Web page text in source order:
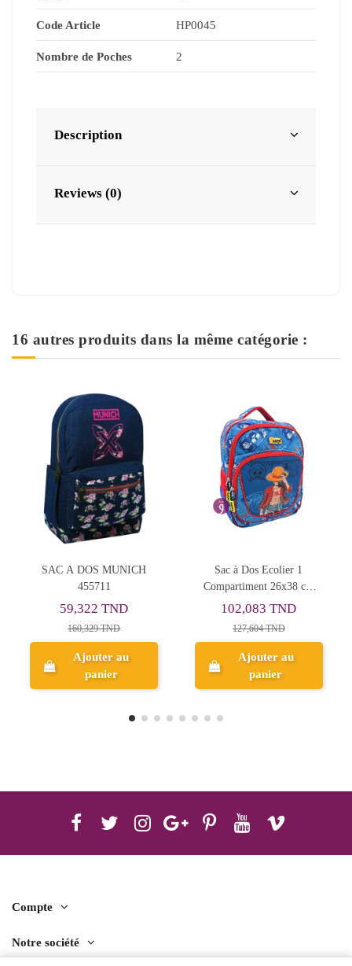
Code Article HP0045
Nombre de Poches 2
Description
Reviews (0)
16 autres produits dans la même catégorie :
Sac à Dos Ecolier 1
Compartiment 26x38 cm
One Piece, Happy -
102,083 TND
127,604 TND
Ajouter au
panier
Sac à Dos Leaders LBH5
Queen of Unicorns
119,838 TND
Aperçu
Compte
Notre société